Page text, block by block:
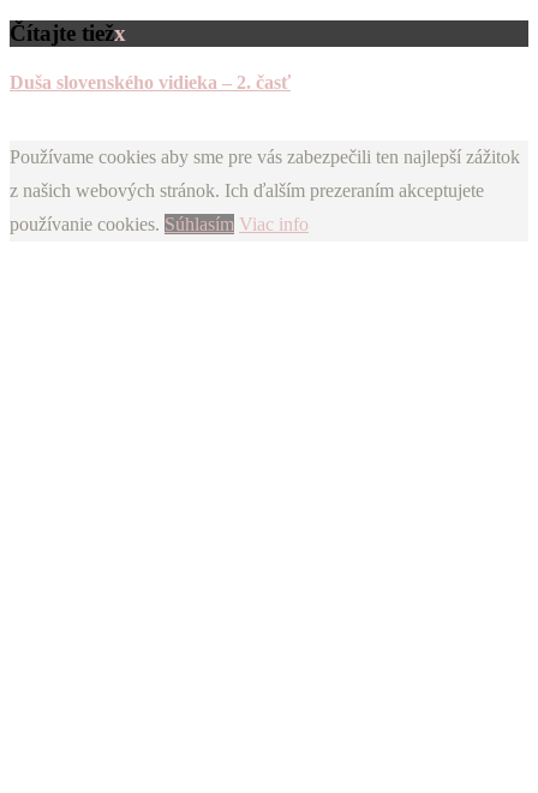
Čítajte tiežx
Duša slovenského vidieka – 2. časť
Používame cookies aby sme pre vás zabezpečili ten najlepší zážitok
z našich webových stránok. Ich ďalším prezeraním akceptujete
používanie cookies. Súhlasím Viac info